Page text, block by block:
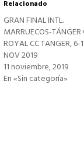
Relacionado
GRAN FINAL INTL.
MARRUECOS-TÁNGER
ROYAL CC TANGER, 6-
NOV 2019
11 noviembre, 2019
En «Sin categoría»